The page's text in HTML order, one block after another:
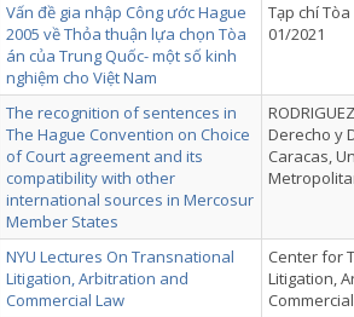
Vấn đề gia nhập Công ước Hague
2005 về Thỏa thuận lựa chọn Tòa
án của Trung Quốc- một số kinh
nghiệm cho Việt Nam
Tạp chí
01/2021
The recognition of sentences in
The Hague Convention on Choice
of Court agreement and its
compatibility with other
international sources in Mercosur
Member States
Derecho y
Caracas,
NYU Lectures On Transnational
Litigation, Arbitration and
Commercial Law
Center for
Litigation,